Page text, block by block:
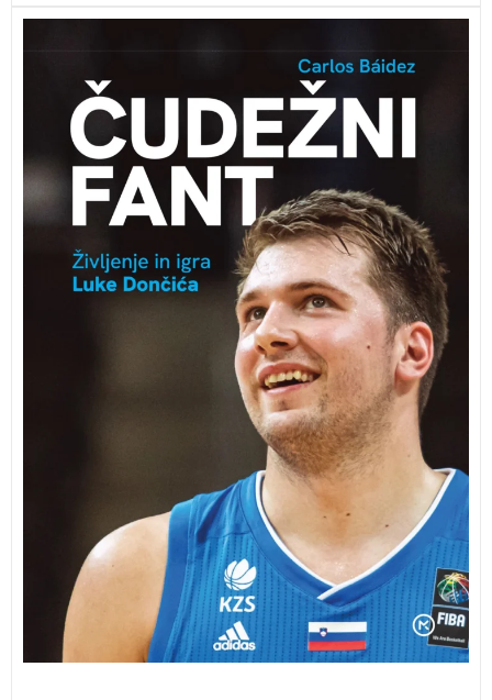
Dolgo pričakovana biografija, ki opisuje bleščečo
življenjsko in poklicno pot Luke Dončića, enega
največjih slovenskih športnikov v zgodovini.